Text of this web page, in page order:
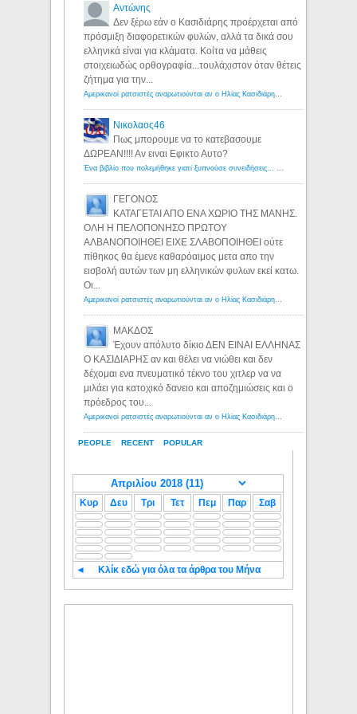
PEOPLE RECENT POPULAR
Αντώνης
Δεν ξέρω εάν ο Κασιδιάρης προέρχεται από
πρόσμιξη διαφορετικών φυλών, αλλά τα δικά σου
ελληνικά είναι για κλάματα. Κοίτα να μάθεις
στοιχειωδώς ορθογραφία...τουλάχιστον όταν θέτεις
ζήτημα για την...
Αμερικανοί ρατσιστές αναρωτιούνται αν ο Ηλίας Κασιδιάρης ανήκει στη λευκή φυλή... - Λόγιος Ερμής
Νικολαος46
Πως μπορουμε να το κατεβασουμε
ΔΩΡΕΑΝ!!!! Αν ειναι Εφικτο Αυτο?
Ένα βιβλίο που πολεμήθηκε γιατί ξυπνούσε συνειδήσεις... - Λόγιος Ερμής | Η γνώση ξεκινάει με την αναζήτηση...
ΓΕΓΟΝΟΣ
ΚΑΤΑΓΕΤΑΙ ΑΠΟ ΕΝΑ ΧΩΡΙΟ ΤΗΣ ΜΑΝΗΣ.
ΟΛΗ Η ΠΕΛΟΠΟΝΗΣΟ ΠΡΩΤΟΥ
ΑΛΒΑΝΟΠΟΙΗΘΕΙ ΕΙΧΕ ΣΛΑΒΟΠΟΙΗΘΕΙ ούτε
πίθηκος θα έμενε καθαρόαιμος μετα απο την
εισβολή αυτών των μη ελληνικών φυλων εκεί κατω.
Οι...
Αμερικανοί ρατσιστές αναρωτιούνται αν ο Ηλίας Κασιδιάρης ανήκει στη λευκή φυλή... - Λόγιος Ερμής
ΜΑΚΔΟΣ
Έχουν απόλυτο δίκιο ΔΕΝ ΕΙΝΑΙ ΕΛΛΗΝΑΣ
Ο ΚΑΣΙΔΙΑΡΗΣ αν και θέλει να νιώθει και δεν
δέχομαι ενα πνευματικό τέκνο του χιτλερ να να
μιλάει για κατοχικό δανειο και αποζημιώσεις και ο
πρόεδρος του...
Αμερικανοί ρατσιστές αναρωτιούνται αν ο Ηλίας Κασιδιάρης ανήκει στη λευκή φυλή... - Λόγιος Ερμής
Κυρ Δευ Τρι Τετ Πεμ Παρ Σαβ
◄ Κλίκ εδώ για όλα τα άρθρα του Μήνα